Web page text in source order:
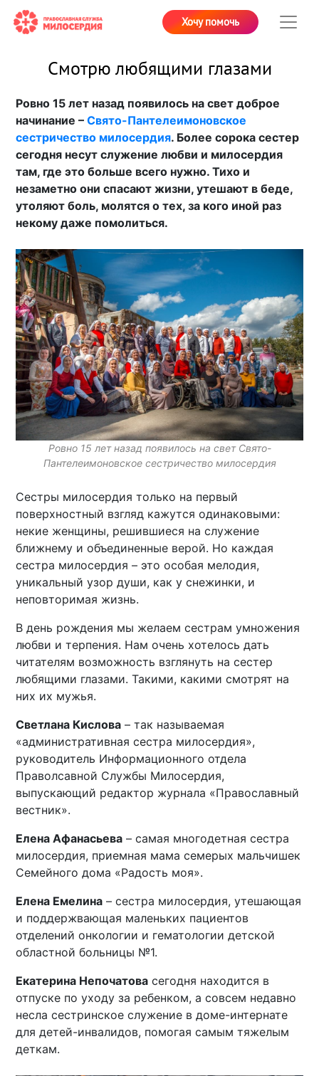
Хочу помочь
Смотрю любящими глазами
Ровно 15 лет назад появилось на свет доброе
начинание –Свято-Пантелеимоновское
сестричество милосердия. Более сорока сестер
сегодня несут служение любви и милосердия
там, где это больше всего нужно. Тихо и
незаметно они спасают жизни, утешают в беде,
утоляют боль, молятся о тех, за кого иной раз
некому даже помолиться.
Ровно 15 лет назад появилось на свет Свято-
Пантелеимоновское сестричество милосердия
Сестры милосердия только на первый
поверхностный взгляд кажутся одинаковыми:
некие женщины, решившиеся на служение
ближнему и объединенные верой. Но каждая
сестра милосердия – это особая мелодия,
уникальный узор души, как у снежинки, и
неповторимая жизнь.
В день рождения мы желаем сестрам умножения
любви и терпения. Нам очень хотелось дать
читателям возможность взглянуть на сестер
любящими глазами. Такими, какими смотрят на
них их мужья.
Светлана Кислова – так называемая
«административная сестра милосердия»,
руководитель Информационного отдела
Праволсавной Службы Милосердия,
выпускающий редактор журнала «Православный
вестник».
Елена Афанасьева – самая многодетная сестра
милосердия, приемная мама семерых мальчишек
Семейного дома «Радость моя».
Елена Емелина – сестра милосердия, утешающая
и поддержвающая маленьких пациентов
отделений онкологии и гематологии детской
областной больницы №1.
Екатерина Непочатова сегодня находится в
отпуске по уходу за ребенком, а совсем недавно
несла сестринское служение в доме-интернате
для детей-инвалидов, помогая самым тяжелым
деткам.